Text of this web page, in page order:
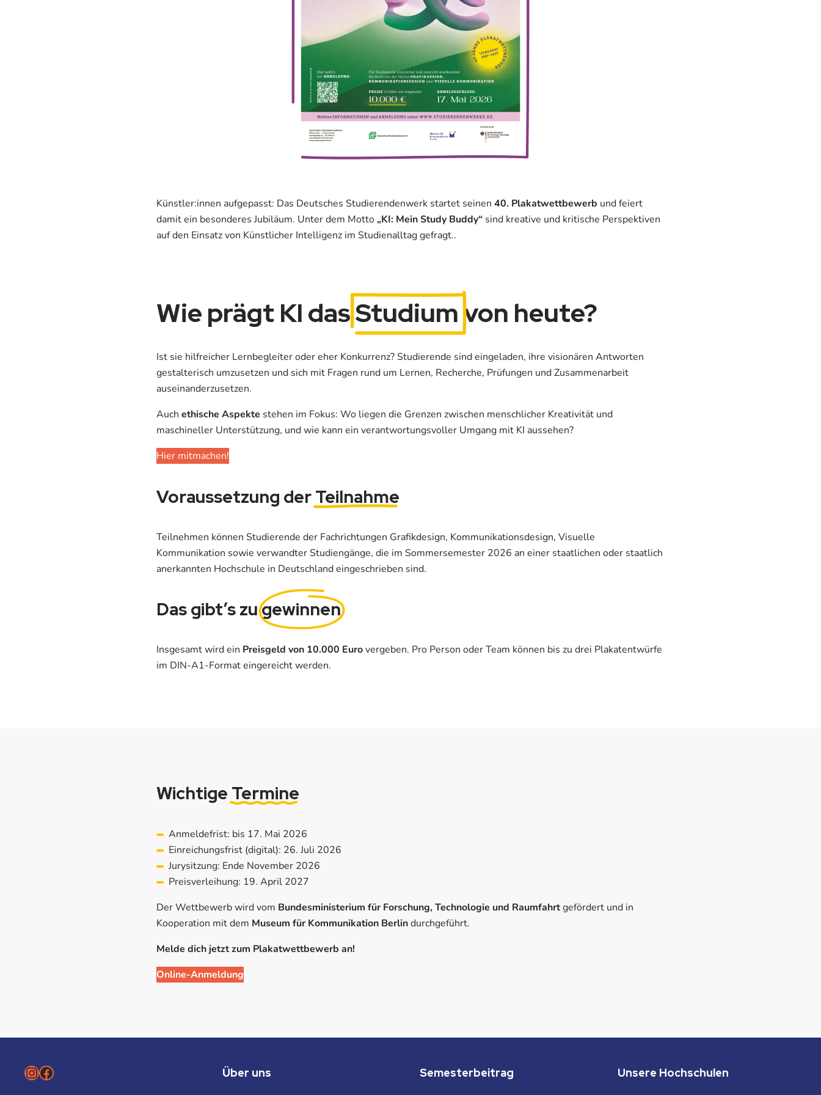
Künstler:innen aufgepasst: Das Deutsches Studierendenwerk startet seinen 40. Plakatwettbewerb und feiert
damit ein besonderes Jubiläum. Unter dem Motto„KI: Mein Study Buddy“sind kreative und kritische Perspektiven
auf den Einsatz von Künstlicher Intelligenz im Studienalltag gefragt..
Wie prägt KI dasStudiumvon heute?
Ist sie hilfreicher Lernbegleiter oder eher Konkurrenz? Studierende sind eingeladen, ihre visionären Antworten
gestalterisch umzusetzen und sich mit Fragen rund um Lernen, Recherche, Prüfungen und Zusammenarbeit
auseinanderzusetzen.
Auch ethische Aspekte stehen im Fokus: Wo liegen die Grenzen zwischen menschlicher Kreativität und
maschineller Unterstützung, und wie kann ein verantwortungsvoller Umgang mit KI aussehen?
Hier mitmachen!
Voraussetzung derTeilnahme
Teilnehmen können Studierende der Fachrichtungen Grafikdesign, Kommunikationsdesign, Visuelle
Kommunikation sowie verwandter Studiengänge, die im Sommersemester 2026 an einer staatlichen oder staatlich
anerkannten Hochschule in Deutschland eingeschrieben sind.
Das gibt’s zugewinnen
Insgesamt wird ein Preisgeld von 10.000 Eurovergeben. Pro Person oder Team können bis zu drei Plakatentwürfe
im DIN-A1-Format eingereicht werden.
Wichtige Termine
Anmeldefrist: bis 17. Mai 2026
Einreichungsfrist (digital): 26. Juli 2026
Jurysitzung: Ende November 2026
Preisverleihung: 19. April 2027
Der Wettbewerb wird vom Bundesministerium für Forschung, Technologie und Raumfahrtgefördert und in
Kooperation mit dem Museum für Kommunikation Berlindurchgeführt.
Melde dich jetzt zum Plakatwettbewerb an!
Online-Anmeldung
Instagram
Facebook Über uns Semesterbeitrag Unsere Hochschulen